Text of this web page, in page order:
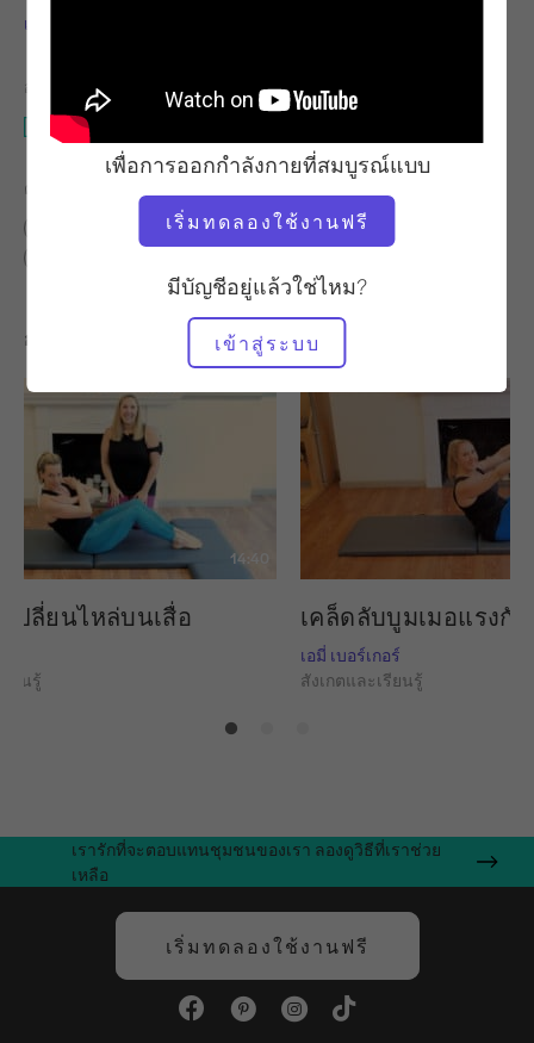
เพื่อการออกกำลังกายที่สมบูรณ์แบบ
เริ่มทดลองใช้งานฟรี
มีบัญชีอยู่แล้วใช่ไหม?
เข้าสู่ระบบ
เอมี่ เบอร์เกอร์
อุปกรณ์ที่ต้องใช้
การยืน Pilates & กำแพง
ค้นหาชั้นเรียนที่คล้ายคลึงกันสำหรับ
10 - 20 นาที
20 - 30 นาที
การออกกำลังกายอื่น ๆ ที่คุณอาจชอบ
14:40
ปลี่ยนไหล่บนเสื่อ
ยนรู้
เคล็ดลับบูมเมอแรงกับ
เอมี่ เบอร์เกอร์
สังเกตและเรียนรู้
เรารักที่จะตอบแทนชุมชนของเรา ลองดูวิธีที่เราช่วย
เหลือ
เริ่มทดลองใช้งานฟรี